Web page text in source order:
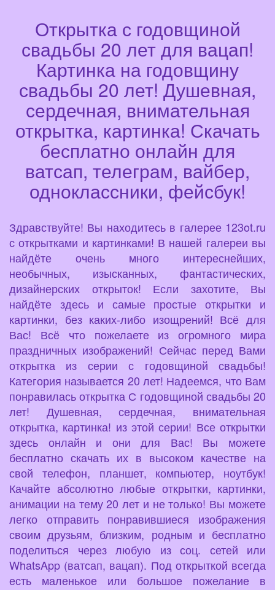
Открытка с годовщиной
свадьбы 20 лет для вацап!
Картинка на годовщину
свадьбы 20 лет! Душевная,
сердечная, внимательная
открытка, картинка! Скачать
бесплатно онлайн для
ватсап, телеграм, вайбер,
одноклассники, фейсбук!
Здравствуйте! Вы находитесь в галерее 123ot.ru
с открытками и картинками! В нашей галереи вы
найдёте очень много интереснейших,
необычных, изысканных, фантастических,
дизайнерских открыток! Если захотите, Вы
найдёте здесь и самые простые открытки и
картинки, без каких-либо изощрений! Всё для
Вас! Всё что пожелаете из огромного мира
праздничных изображений! Сейчас перед Вами
открытка из серии с годовщиной свадьбы!
Категория называется 20 лет! Надеемся, что Вам
понравилась открытка С годовщиной свадьбы 20
лет! Душевная, сердечная, внимательная
открытка, картинка! из этой серии! Все открытки
здесь онлайн и они для Вас! Вы можете
бесплатно скачать их в высоком качестве на
свой телефон, планшет, компьютер, ноутбук!
Качайте абсолютно любые открытки, картинки,
анимации на тему 20 лет и не только! Вы можете
легко отправить понравившиеся изображения
своим друзьям, близким, родным и бесплатно
поделиться через любую из соц. сетей или
WhatsApp (ватсап, вацап). Под открыткой всегда
есть маленькое или большое пожелание в